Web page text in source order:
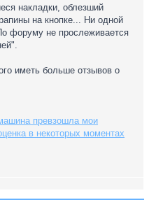
накладки, облезший
на кнопке... Ни одной
форуму не прослеживается
иметь больше отзывов о
превзошла мои
в некоторых моментах